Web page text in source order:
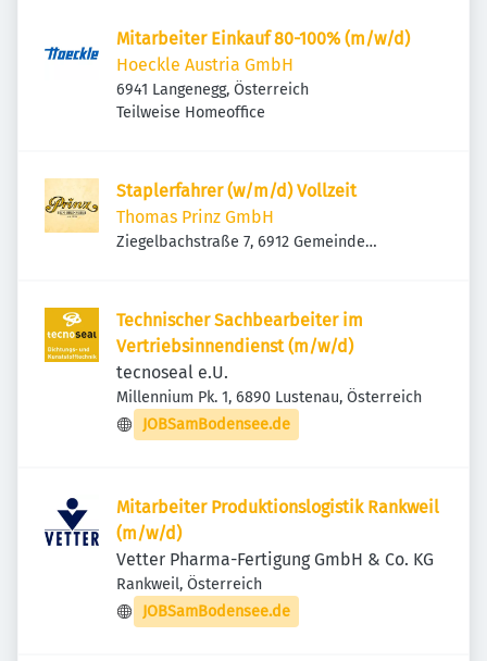
Mitarbeiter Einkauf 80-100% (m/w/d)
Hoeckle Austria GmbH
6941 Langenegg, Österreich
Teilweise Homeoffice
Staplerfahrer (w/m/d) Vollzeit
Thomas Prinz GmbH
Ziegelbachstraße 7, 6912 Gemeinde
Technischer Sachbearbeiter im
Vertriebsinnendienst (m/w/d)
tecnoseal e.U.
Millennium Pk. 1, 6890 Lustenau, Österreich
JOBSamBodensee.de
Mitarbeiter Produktionslogistik Rankweil
(m/w/d)
Vetter Pharma-Fertigung GmbH & Co. KG
Rankweil, Österreich
JOBSamBodensee.de